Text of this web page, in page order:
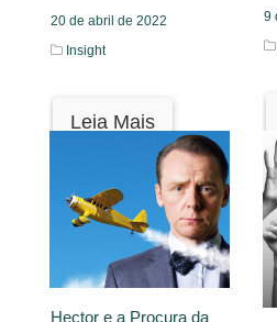
20 de abril de 2022
Insight
Leia Mais
9
Hector e a Procura da